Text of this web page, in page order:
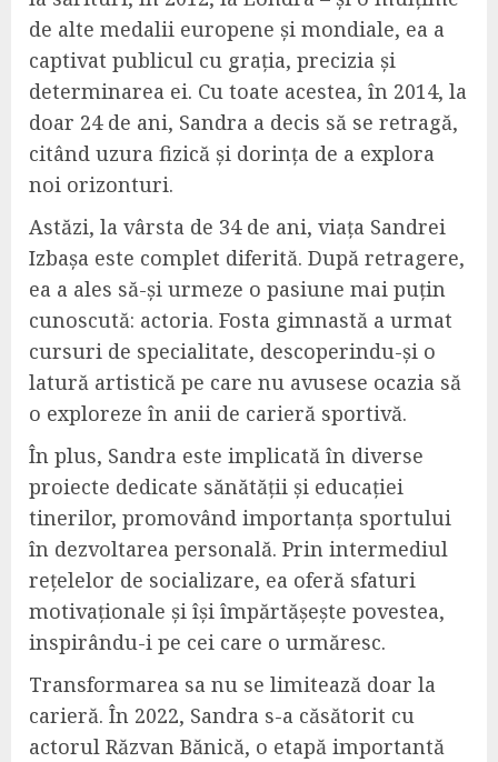
de alte medalii europene și mondiale, ea a
captivat publicul cu grația, precizia și
determinarea ei. Cu toate acestea, în 2014, la
doar 24 de ani, Sandra a decis să se retragă,
citând uzura fizică și dorința de a explora
noi orizonturi.
Astăzi, la vârsta de 34 de ani, viața Sandrei
Izbașa este complet diferită. După retragere,
ea a ales să-și urmeze o pasiune mai puțin
cunoscută: actoria. Fosta gimnastă a urmat
cursuri de specialitate, descoperindu-și o
latură artistică pe care nu avusese ocazia să
o exploreze în anii de carieră sportivă.
În plus, Sandra este implicată în diverse
proiecte dedicate sănătății și educației
tinerilor, promovând importanța sportului
în dezvoltarea personală. Prin intermediul
rețelelor de socializare, ea oferă sfaturi
motivaționale și își împărtășește povestea,
inspirându-i pe cei care o urmăresc.
Transformarea sa nu se limitează doar la
carieră. În 2022, Sandra s-a căsătorit cu
actorul Răzvan Bănică, o etapă importantă